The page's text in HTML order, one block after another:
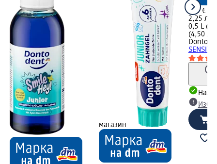
магазин
1,15 €
2,25 лв.
0,5 L
(4,50